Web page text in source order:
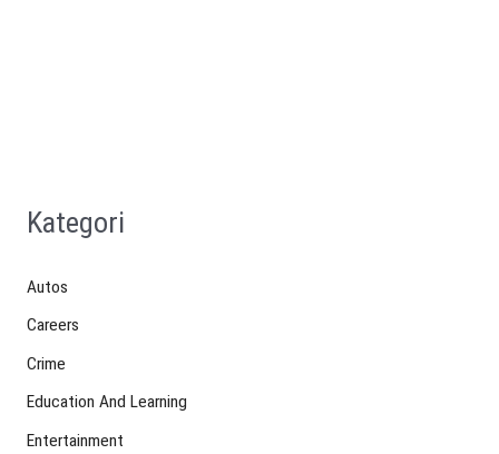
Kategori
Autos
Careers
Crime
Education And Learning
Entertainment